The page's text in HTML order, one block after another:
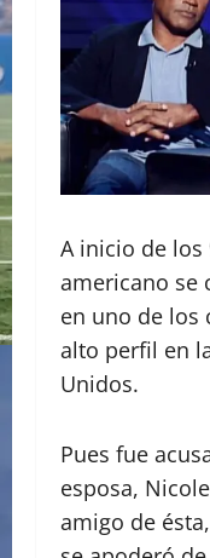
A inicio de los
americano se
en uno de los
alto perfil en
Unidos.
Pues fue
esposa,
amigo de